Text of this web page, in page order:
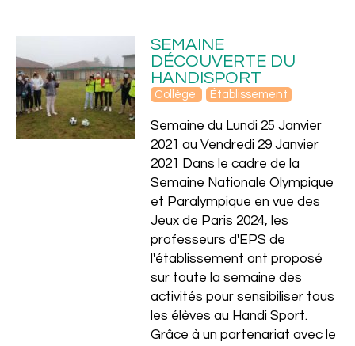
Ensemble
SEMAINE
DÉCOUVERTE DU
HANDISPORT
Collège Établissement
Semaine du Lundi 25 Janvier
2021 au Vendredi 29 Janvier
2021 Dans le cadre de la
Semaine Nationale Olympique
et Paralympique en vue des
Jeux de Paris 2024, les
professeurs d'EPS de
l'établissement ont proposé
sur toute la semaine des
activités pour sensibiliser tous
les élèves au Handi Sport.
Grâce à un partenariat avec le